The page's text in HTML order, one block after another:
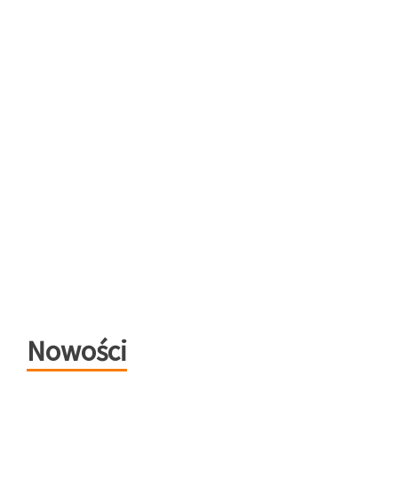
Nowości